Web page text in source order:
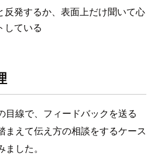
反発するか、表面上だけ聞いて心
している
目線で、フィードバックを送る
まえて伝え方の相談をするケース
した。